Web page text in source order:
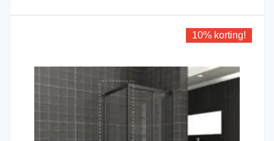
worden
productpagina
10% korting!